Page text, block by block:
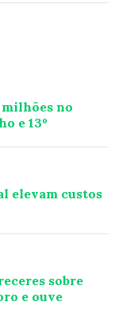
no
e 13º
elevam custos
sobre
e ouve